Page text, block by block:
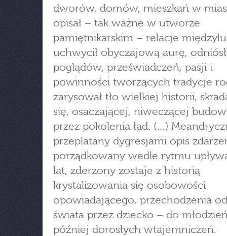
dworów, domów, mieszkań w
opisał – tak ważne w utworze
pamiętnikarskim – relacje
uchwycił obyczajową aurę,
poglądów, przeświadczeń, pasji i
powinności tworzących tradycje
zarysował tło wielkiej historii,
się, osaczającej, niweczącej
przez pokolenia ład. (…)
przeplatany dygresjami opis
porządkowany wedle rytmu
lat, zderzony zostaje z historią
krystalizowania się osobowości
opowiadającego, przechodzenia
świata przez dziecko – do
później dorosłych wtajemniczeń.